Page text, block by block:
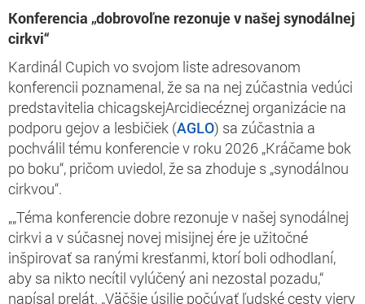
Konferencia „dobrovoľne rezonuje v našej synodálnej
cirkvi“
Kardinál Cupich vo svojom liste adresovanom
konferencii poznamenal, že sa na nej zúčastnia vedúci
predstavitelia chicagskejArcidiecéznej organizácie na
podporu gejov a lesbičiek (AGLO) sa zúčastnia a
pochválil tému konferencie v roku 2026 „Kráčame bok
po boku“, pričom uviedol, že sa zhoduje s „synodálnou
cirkvou“.
„„Téma konferencie dobre rezonuje v našej synodálnej
cirkvi a v súčasnej novej misijnej ére je užitočné
inšpirovať sa ranými kresťanmi, ktorí boli odhodlaní,
aby sa nikto necítil vylúčený ani nezostal pozadu,“
napísal prelát. „Väčšie úsilie počúvať ľudské cesty viery